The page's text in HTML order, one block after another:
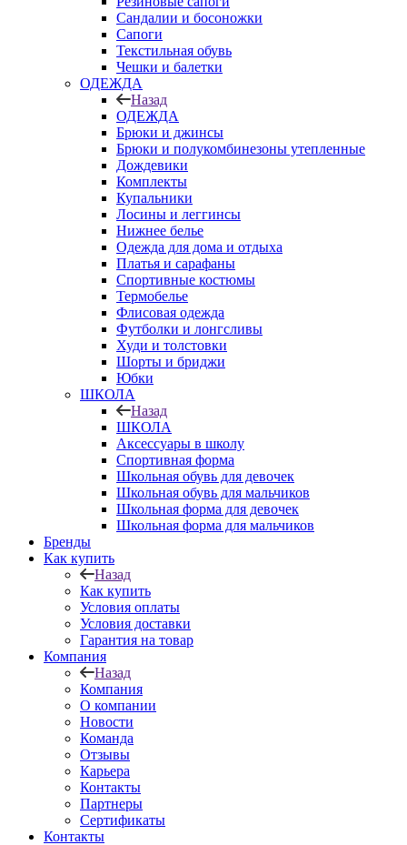
Сандалии и босоножки
Сапоги
Текстильная обувь
Чешки и балетки
ОДЕЖДА
Назад
ОДЕЖДА
Брюки и джинсы
Брюки и полукомбинезоны утепленные
Дождевики
Комплекты
Купальники
Лосины и леггинсы
Нижнее белье
Одежда для дома и отдыха
Платья и сарафаны
Спортивные костюмы
Термобелье
Флисовая одежда
Футболки и лонгсливы
Худи и толстовки
Шорты и бриджи
Юбки
ШКОЛА
Назад
ШКОЛА
Аксессуары в школу
Спортивная форма
Школьная обувь для девочек
Школьная обувь для мальчиков
Школьная форма для девочек
Школьная форма для мальчиков
Бренды
Как купить
Назад
Как купить
Условия оплаты
Условия доставки
Гарантия на товар
Компания
Назад
Компания
О компании
Новости
Команда
Отзывы
Карьера
Контакты
Партнеры
Сертификаты
Контакты